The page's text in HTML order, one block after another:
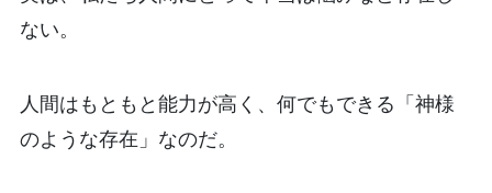
ない。
人間はもともと能力が高く、何でもできる「神様
のような存在」なのだ。